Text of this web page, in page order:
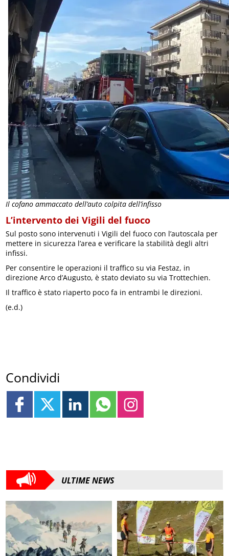
Il cofano ammaccato dell’auto colpita dell’infisso
L’intervento dei Vigili del fuoco
Sul posto sono intervenuti i Vigili del fuoco con l’autoscala per
mettere in sicurezza l’area e verificare la stabilità degli altri
infissi.
Per consentire le operazioni il traffico su via Festaz, in
direzione Arco d’Augusto, è stato deviato su via Trottechien.
Il traffico è stato riaperto poco fa in entrambi le direzioni.
(e.d.)
Condividi
ULTIME NEWS